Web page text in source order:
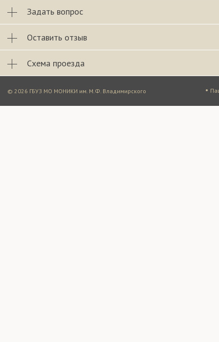
Задать вопрос
Оставить отзыв
Схема проезда
© 2026 ГБУЗ МО МОНИКИ им. М.Ф. Владимирского •